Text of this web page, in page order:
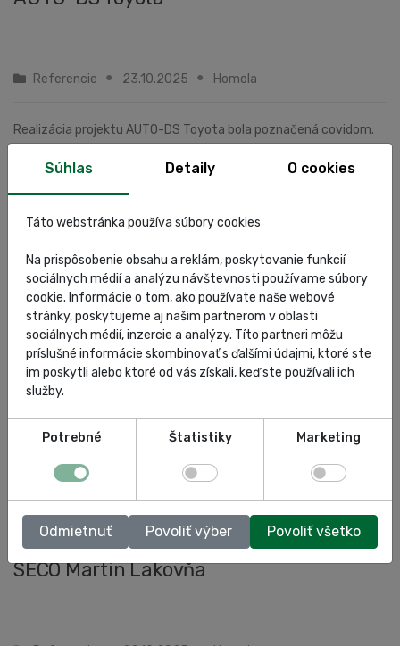
Referencie 23.10.2025 Homola
Realizácia projektu AUTO-DS Toyota bola poznačená covidom.
následne sa zákazka začala realizovať v roku 2021. Vďaka skvelej
SECO Martin Lakovňa
Súhlas Detaily O cookies
Táto webstránka používa súbory cookies
Na prispôsobenie obsahu a reklám, poskytovanie funkcií
sociálnych médií a analýzu návštevnosti používame súbory
cookie. Informácie o tom, ako používate naše webové
stránky, poskytujeme aj našim partnerom v oblasti
sociálnych médií, inzercie a analýzy. Títo partneri môžu
príslušné informácie skombinovať s ďalšími údajmi, ktoré ste
im poskytli alebo ktoré od vás získali, keď ste používali ich
služby.
Potrebné Štatistiky Marketing
Odmietnuť Povoliť výber Povoliť všetko